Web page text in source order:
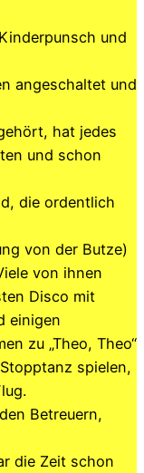
und
angeschaltet und
hat jedes
und schon
die ordentlich
von der Butze)
von ihnen
Disco mit
einigen
zu „Theo, Theo“
spielen,
Betreuern,
die Zeit schon